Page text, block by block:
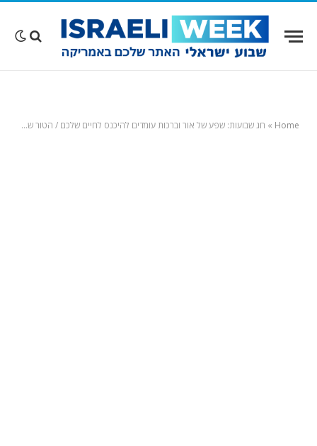
Home
» חג‭ ‬שבועות‭:‬ שפע‭ ‬של‭ ‬אור‭ ‬וברכות‭ ‬עומדים‭ ‬להיכנס‭ ‬לחיים‭ ‬שלכם / הטור של אבנר מדר